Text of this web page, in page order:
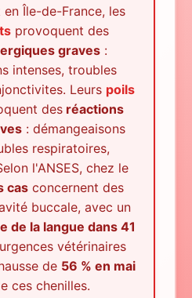
Île-de-France, les
provoquent des
graves :
intenses, troubles
Leurs poils
desréactions
: démangeaisons
respiratoires,
l'ANSES, chez le
cas concernent des
buccale, avec un
de la langue dans 41
vétérinaires
de 56 % en mai
ces chenilles.